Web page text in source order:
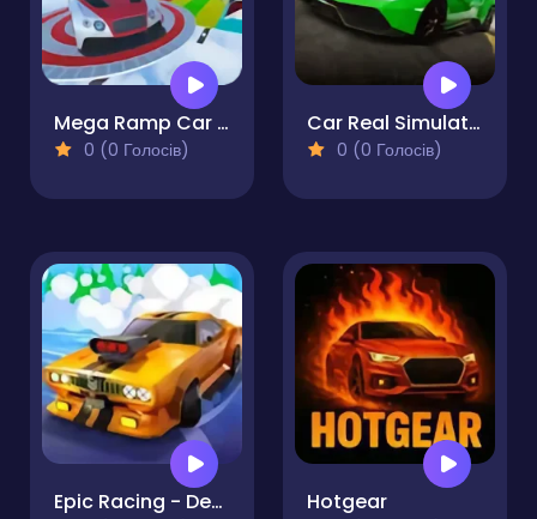
Mega Ramp Car Stunts
0 (0 Голосів)
Car Real Simulator
0 (0 Голосів)
Epic Racing - Descent on Cars Hotgear